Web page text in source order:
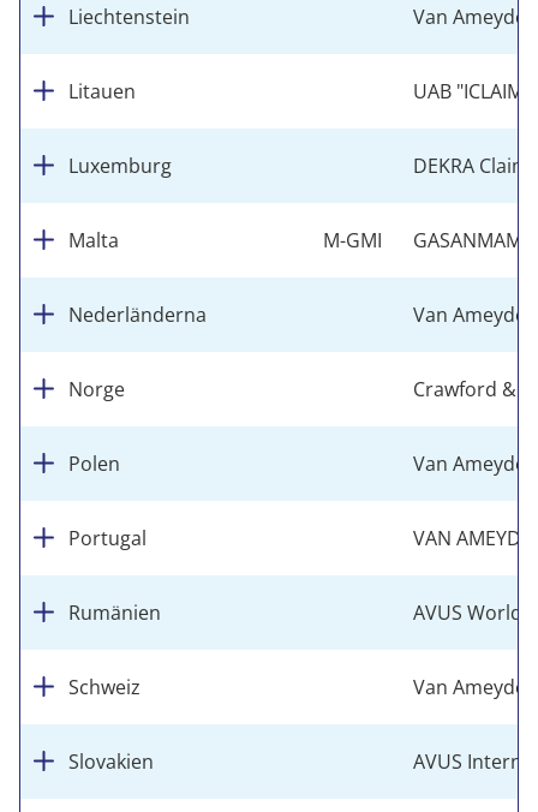
Liechtenstein Van Ameyde
Litauen UAB "ICLAIM"
Luxemburg DEKRA
Malta M-GMI
Nederländerna Van Ameyde
Norge Crawford &
Polen Van Ameyde
Portugal VAN
Rumänien AVUS
Schweiz Van Ameyde
Slovakien AVUS